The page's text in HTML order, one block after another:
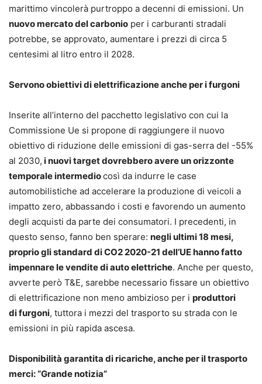
marittimo vincolerà purtroppo a decenni di emissioni. Un
nuovo mercato del carbonio per i carburanti stradali
potrebbe, se approvato, aumentare i prezzi di circa 5
centesimi al litro entro il 2028.
Servono obiettivi di elettrificazione anche per i furgoni
Inserite all’interno del pacchetto legislativo con cui la
Commissione Ue si propone di raggiungere il nuovo
obiettivo di riduzione delle emissioni di gas-serra del -55%
al 2030, i nuovi target dovrebbero avere un orizzonte
temporale intermediocosì da indurre le case
automobilistiche ad accelerare la produzione di veicoli a
impatto zero, abbassando i costi e favorendo un aumento
degli acquisti da parte dei consumatori. I precedenti, in
questo senso, fanno ben sperare: negli ultimi 18 mesi,
proprio gli standard di CO2 2020-21 dell’UE hanno fatto
impennare le vendite di auto elettriche. Anche per questo,
avverte però T&E, sarebbe necessario fissare un obiettivo
di elettrificazione non meno ambizioso per i produttori
di furgoni, tuttora i mezzi del trasporto su strada con le
emissioni in più rapida ascesa.
Disponibilità garantita di ricariche, anche per il trasporto
merci: “Grande notizia”